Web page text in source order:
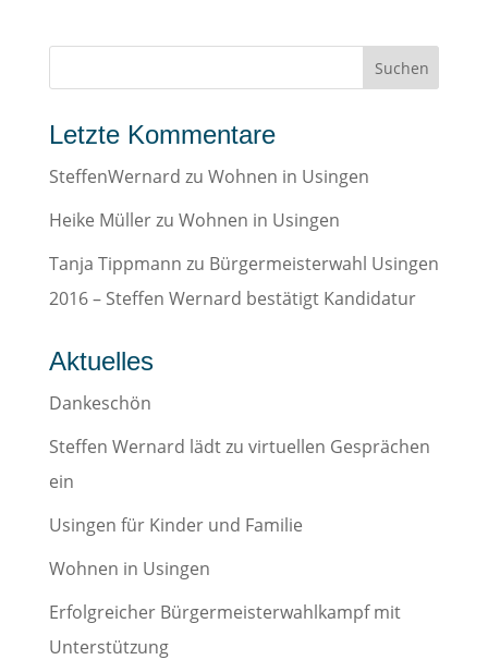
Letzte Kommentare
SteffenWernard zu Wohnen in Usingen
Heike Müllerzu Wohnen in Usingen
Tanja Tippmann zu Bürgermeisterwahl Usingen
2016 – Steffen Wernard bestätigt Kandidatur
Aktuelles
Dankeschön
Steffen Wernard lädt zu virtuellen Gesprächen
ein
Usingen für Kinder und Familie
Wohnen in Usingen
Erfolgreicher Bürgermeisterwahlkampf mit
Unterstützung